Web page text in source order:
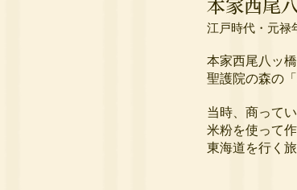
江戸時代・元禄
本家西尾八ッ橋
聖護院の森の
当時、商って
米粉を使って
東海道を行く